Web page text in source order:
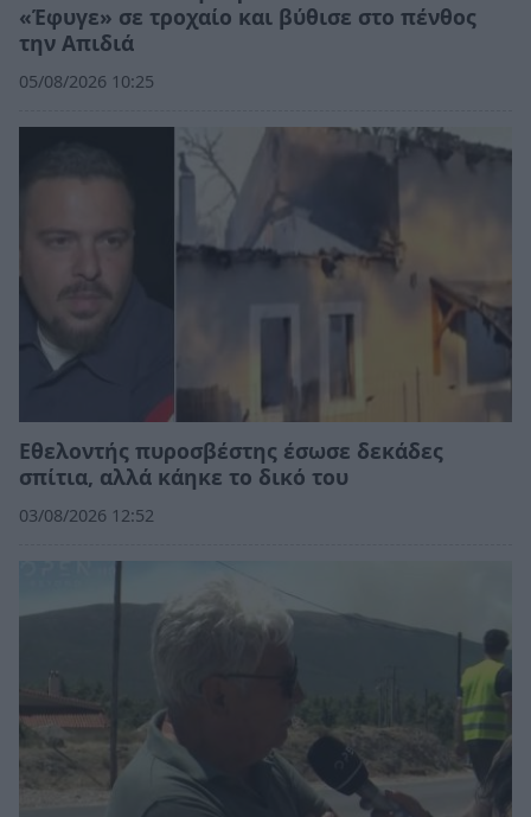
«Έφυγε» σε τροχαίο και βύθισε στο πένθος
την Απιδιά
05/08/2026 10:25
Εθελοντής πυροσβέστης έσωσε δεκάδες
σπίτια, αλλά κάηκε το δικό του
03/08/2026 12:52